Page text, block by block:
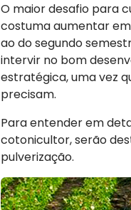
O maior desafio para
costuma aumentar
ao do segundo
intervir no bom
estratégica, uma vez
precisam.
Para entender em
cotonicultor, serão
pulverização.